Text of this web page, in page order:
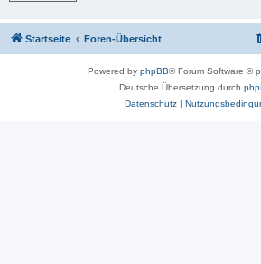
Startseite Foren-Übersicht
Powered by phpBB® Forum Software ©
Deutsche Übersetzung durch
Datenschutz|